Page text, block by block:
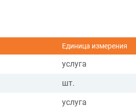
Единица измерения
услуга
шт.
услуга